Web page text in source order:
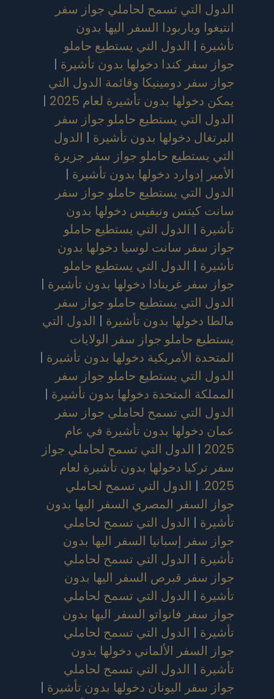
الدول التي تسمح لحاملي جواز سفر
انتيغوا وباربودا السفر اليها بدون
تأشيرة | الدول التي يستطيع حاملو
جواز سفر كندا دخولها بدون تأشيرة |
جواز سفر دومينيكا وقائمة الدول التي
يمكن دخولها بدون تأشيرة لعام 2025
|
الدول التي يستطيع حاملو جواز سفر
البرتغال دخولها بدون تأشيرة | الدول
التي يستطيع حاملو جواز سفر جزيرة
الأمير إدوارد دخولها بدون تأشيرة |
الدول التي يستطيع حاملو جواز سفر
سانت كيتس ونيفيس دخولها بدون
تأشيرة | الدول التي يستطيع حاملو
جواز سفر سانت لوسيا دخولها بدون
تأشيرة | الدول التي يستطيع حاملو
جواز سفر غرينادا دخولها بدون تأشيرة |
الدول التي يستطيع حاملو جواز سفر
مالطا دخولها بدون تأشيرة | الدول التي
يستطيع حاملو جواز سفر الولايات
المتحدة الأمريكية دخولها بدون تأشيرة |
الدول التي يستطيع حاملو جواز سفر
المملكة المتحدة دخولها بدون تأشيرة |
الدول التي تسمح لحاملي جواز سفر
عمان دخولها بدون تأشيرة في عام
2025
| الدول التي تسمح لحاملي جواز
سفر تركيا دخولها بدون تأشيرة لعام
2025.
| الدول التي تسمح لحاملي
جواز السفر المصري السفر اليها بدون
تأشيرة | الدول التي تسمح لحاملي
جواز سفر إسبانيا السفر اليها بدون
تأشيرة | الدول التي تسمح لحاملي
جواز سفر قبرص السفر اليها بدون
تأشيرة | الدول التي تسمح لحاملي
جواز سفر فانواتو السفر اليها بدون
تأشيرة | الدول التي تسمح لحاملي
جواز السفر الألماني دخولها بدون
تأشيرة | الدول التي تسمح لحاملي
جواز سفر اليونان دخولها بدون تأشيرة |